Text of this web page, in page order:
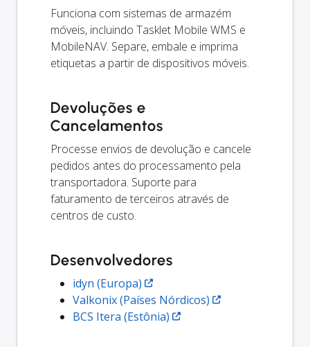
Funciona com sistemas de armazém
móveis, incluindo Tasklet Mobile WMS e
MobileNAV. Separe, embale e imprima
etiquetas a partir de dispositivos móveis.
Devoluções e
Cancelamentos
Processe envios de devolução e cancele
pedidos antes do processamento pela
transportadora. Suporte para
faturamento de terceiros através de
centros de custo.
Desenvolvedores
idyn (Europa)
Valkonix (Países Nórdicos)
BCS Itera (Estônia)